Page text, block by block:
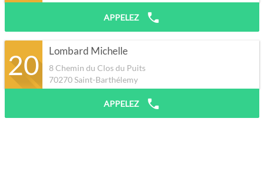
APPELEZ
20 Lombard Michelle
8 Chemin du Clos du Puits
70270Saint-Barthélemy
APPELEZ